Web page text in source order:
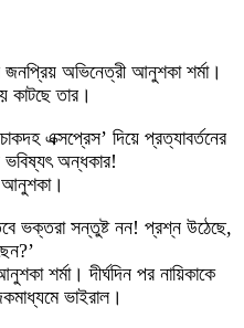
অভিনেত্রী আনুশকা শর্মা।
কাটছে তার।
এক্সপ্রেস’ দিয়ে প্রত্যাবর্তনের
অন্ধকার!
আনুশকা।
ভক্তরা সন্তুষ্ট নন! প্রশ্ন উঠেছে,
শর্মা। দীর্ঘদিন পর নায়িকাকে
ভাইরাল।